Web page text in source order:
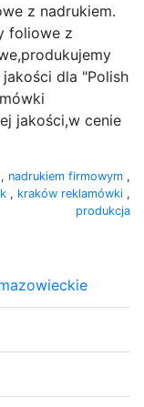
z nadrukiem.
foliowe z
dla "Polish
jakości,w cenie
, nadrukiem firmowym ,
, kraków reklamówki ,
produkcja